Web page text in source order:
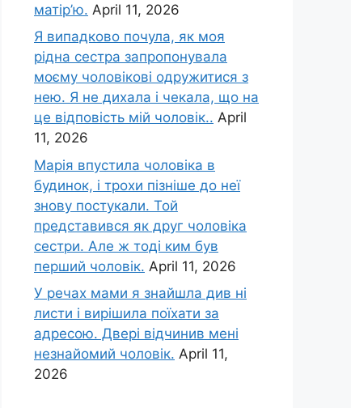
матір’ю. April 11, 2026
Я випадково почула, як моя
рідна сестра запропонувала
моєму чоловікові одружитися з
нею. Я не дихала і чекала, що на
це відповість мій чоловік.. April
11, 2026
Марія впустила чоловіка в
будинок, і трохи пізніше до неї
знову постукали. Той
представився як друг чоловіка
сестри. Але ж тоді ким був
перший чоловік. April 11, 2026
У речах мами я знайшла див ні
листи і вирішила поїхати за
адресою. Двері відчинив мені
незнайомий чоловік. April 11,
2026